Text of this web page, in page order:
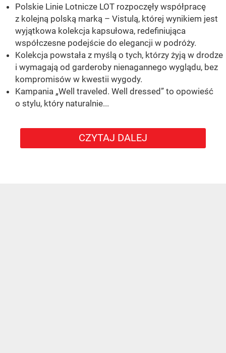
Polskie Linie Lotnicze LOT rozpoczęły współpracę
z kolejną polską marką – Vistulą, której wynikiem jest
wyjątkowa kolekcja kapsułowa, redefiniująca
współczesne podejście do elegancji w podróży.
Kolekcja powstała z myślą o tych, którzy żyją w drodze
i wymagają od garderoby nienagannego wyglądu, bez
kompromisów w kwestii wygody.
Kampania „Well traveled. Well dressed” to opowieść
o stylu, który naturalnie...
CZYTAJ DALEJ